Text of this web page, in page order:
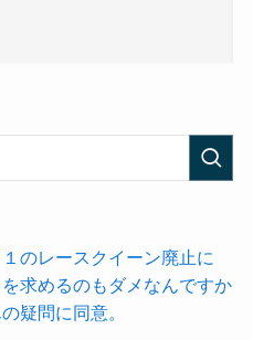
のレースクイーン廃止に
を求めるのもダメなんですか
疑問に同意。